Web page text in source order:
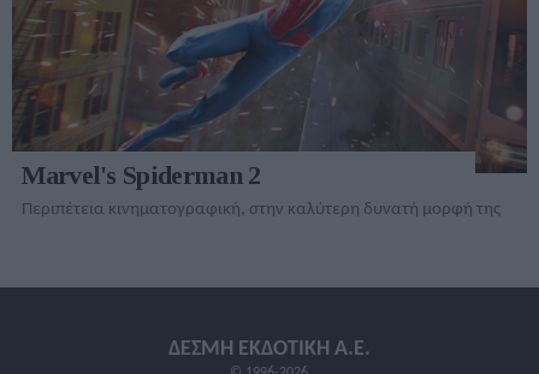
Marvel's Spiderman 2
Περιπέτεια κινηματογραφική, στην καλύτερη δυνατή μορφή της
ΔΕΣΜΗ ΕΚΔΟΤΙΚΗ A.E.